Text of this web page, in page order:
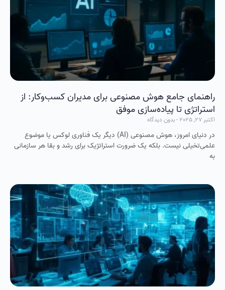
راهنمای جامع هوش مصنوعی برای مدیران کسب‌وکار: از
استراتژی تا پیاده‌سازی موفق
اکتبر 27, 2025 بدون دیدگاه
در دنیای امروز، هوش مصنوعی (AI) دیگر یک فناوری لوکس یا موضوع
علمی‌تخیلی نیست. بلکه یک ضرورت استراتژیک برای رشد و بقا هر سازمانی
به